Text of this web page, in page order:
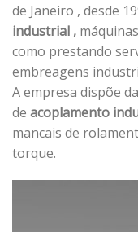
de Janeiro , desde
industrial ,
como prestando
embreagens
A empresa dispõe
de acoplamento
mancais de
torque.